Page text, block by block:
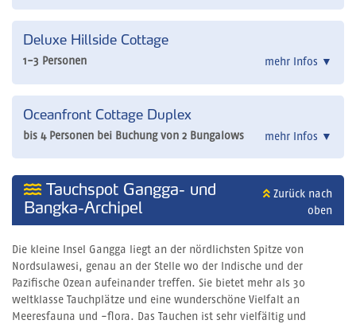
Deluxe Hillside Cottage
1-3 Personen mehr Infos ▼
Oceanfront Cottage Duplex
bis 4 Personen bei Buchung von 2 Bungalows mehr Infos ▼
Tauchspot Gangga- und
Bangka-Archipel
Zurück nach
oben
Die kleine Insel Gangga liegt an der nördlichsten Spitze von
Nordsulawesi, genau an der Stelle wo der Indische und der
Pazifische Ozean aufeinander treffen. Sie bietet mehr als 30
weltklasse Tauchplätze und eine wunderschöne Vielfalt an
Meeresfauna und -flora. Das Tauchen ist sehr vielfältig und